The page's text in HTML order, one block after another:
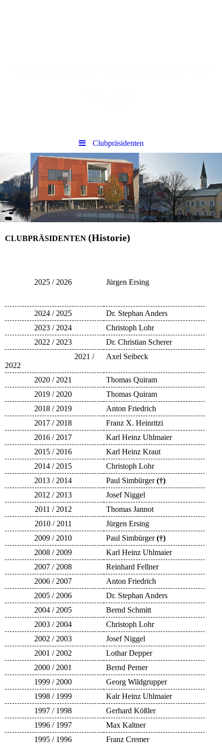
Clubpräsidenten
CLUBPRÄSIDENTEN (Historie)
2025 / 2026 Jürgen Ersing
2024 / 2025
Dr. Stephan Anders
2023 / 2024
Christoph Lohr
2022 / 2023
Dr. Christian Scherer
2021 /
2022
Axel Seibeck
2020 / 2021
Thomas Quiram
2019 / 2020
Thomas Quiram
2018 / 2019
Anton Friedrich
2017 / 2018
Franz X. Heinritzi
2016 / 2017
Karl Heinz Uhlmaier
2015 / 2016
Karl Heinz Kraut
2014 / 2015
Christoph Lohr
2013 / 2014
Paul Simbürger(†)
2012 / 2013
Josef Niggel
2011 / 2012
Thomas Jannot
2010 / 2011
Jürgen Ersing
2009 / 2010
Paul Simbürger(†)
2008 / 2009
Karl Heinz Uhlmaier
2007 / 2008
Reinhard Fellner
2006 / 2007
Anton Friedrich
2005 / 2006
Dr. Stephan Anders
2004 / 2005
Bernd Schmitt
2003 / 2004
Christoph Lohr
2002 / 2003
Josef Niggel
2001 / 2002
Lothar Depper
2000 / 2001
Bernd Perner
1999 / 2000
Georg Wildgrupper
1998 / 1999
Kalr Heinz Uhlmaier
1997 / 1998
Gerhard Kößler
1996 / 1997
Max Kaltner
1995 / 1996
Franz Cremer